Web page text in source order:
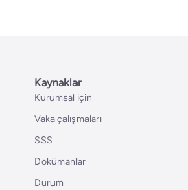
Kaynaklar
Kurumsal için
Vaka çalışmaları
SSS
Dokümanlar
Durum